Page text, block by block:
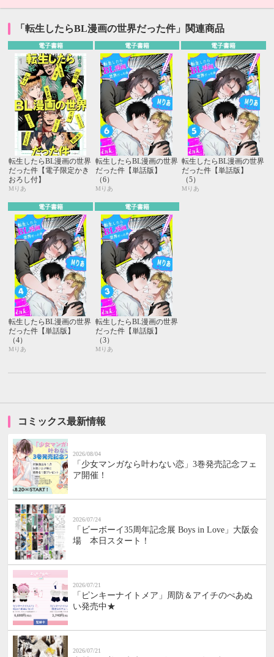
「転生したらBL漫画の世界だった件」関連商品
電子書籍
転生したらBL漫画の世界
だった件【電子限定かき
おろし付】
Mりあ
電子書籍
転生したらBL漫画の世界
だった件【単話版】
（6）
Mりあ
電子書籍
転生したらBL漫画の世界
だった件【単話版】
（5）
Mりあ
電子書籍
転生したらBL漫画の世界
だった件【単話版】
（4）
Mりあ
電子書籍
転生したらBL漫画の世界
だった件【単話版】
（3）
Mりあ
コミックス最新情報
2026/08/04
「少女マンガなら叶わない恋」3巻発売記念フェ
ア開催！
2026/07/24
「ビーボーイ35周年記念展 Boys in Love」大阪会
場 本日スタート！
2026/07/21
「ピンキーナイトメア」周防＆アイチのぺあぬ
い発売中★
2026/07/21